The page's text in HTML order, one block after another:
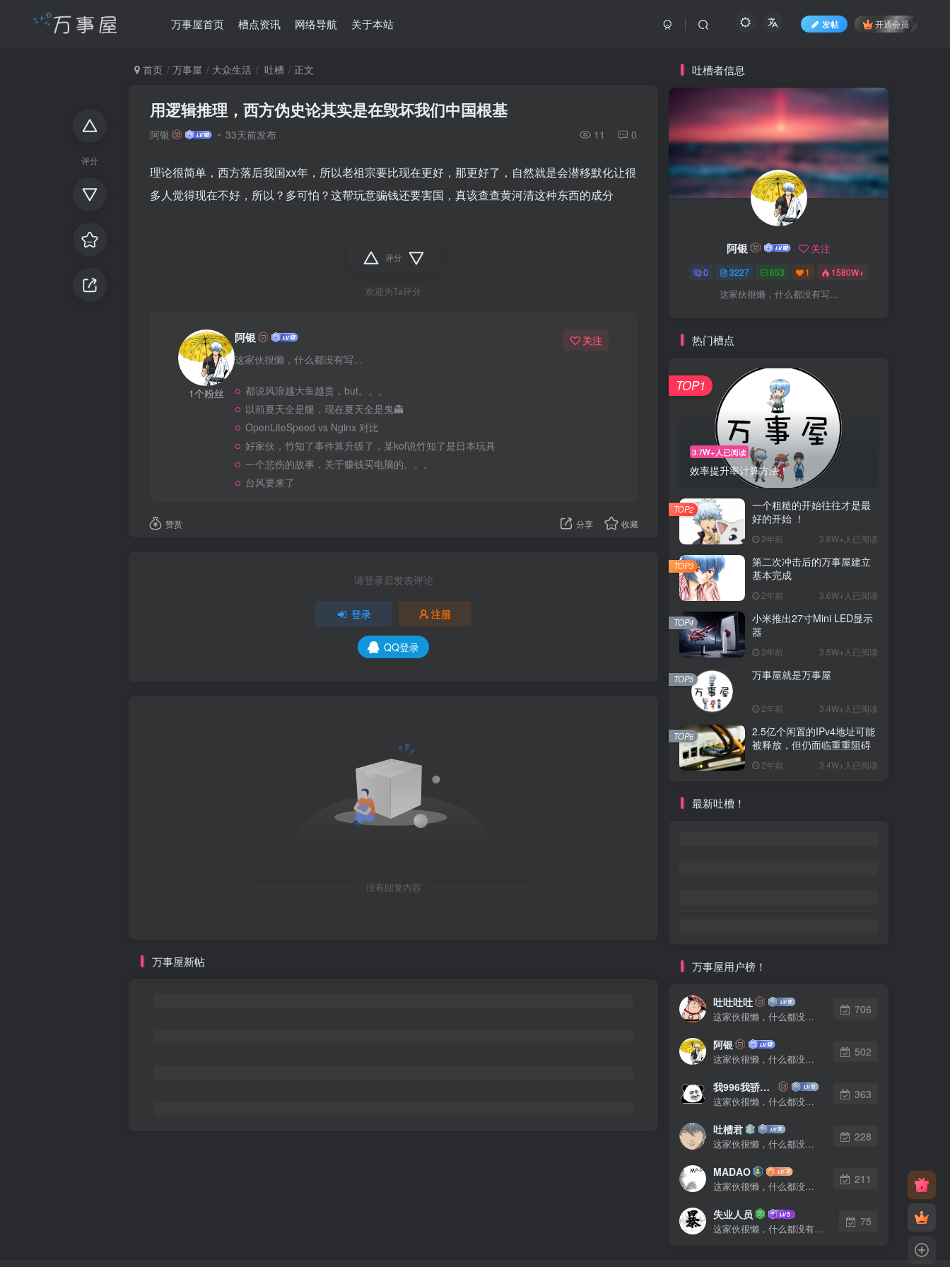
万事屋首页 槽点资讯 网络导航 关于本站 发帖 开通会员
评分
首页 万事屋 大众生活 吐槽 正文
用逻辑推理，西方伪史论其实是在毁坏我们中国根基
阿银 33天前发布 11 0
理论很简单，西方落后我国xx年，所以老祖宗要比现在更好，那更好了，自然就是会潜移默化让很
多人觉得现在不好，所以？多可怕？这帮玩意骗钱还要害国，真该查查黄河清这种东西的成分
评分
欢迎为Ta评分
1个粉丝
阿银
这家伙很懒，什么都没有写...
关注
都说风浪越大鱼越贵，but。。。
以前夏天全是腿，现在夏天全是鬼👻
OpenLiteSpeed vs Nginx 对比
好家伙，竹知了事件算升级了，某kol说竹知了是日本玩具
一个悲伤的故事，关于赚钱买电脑的。。。
台风要来了
赞赏 分享 收藏
请登录后发表评论
登录 注册
QQ登录
没有回复内容
万事屋新帖
吐槽者信息
阿银 关注
0 3227 653 1 1580W+
这家伙很懒，什么都没有写...
热门槽点
3.7W+人已阅读
效率提升率计算方法！
TOP1
一个粗糙的开始往往才是最
好的开始 ！
2年前 3.6W+人已阅读
TOP2
第二次冲击后的万事屋建立
基本完成
2年前 3.6W+人已阅读
TOP3
小米推出27寸Mini LED显示
器
2年前 3.5W+人已阅读
TOP4
万事屋就是万事屋
2年前 3.4W+人已阅读
TOP5
2.5亿个闲置的IPv4地址可能
被释放，但仍面临重重阻碍
2年前 3.4W+人已阅读
TOP6
最新吐槽！
万事屋用户榜！
吐吐吐吐
这家伙很懒，什么都没有写...
706
阿银
这家伙很懒，什么都没有写...
502
我996我骄傲了么
这家伙很懒，什么都没有写...
363
吐槽君
这家伙很懒，什么都没有写...
228
MADAO
这家伙很懒，什么都没有写...
211
失业人员
这家伙很懒，什么都没有写...
75